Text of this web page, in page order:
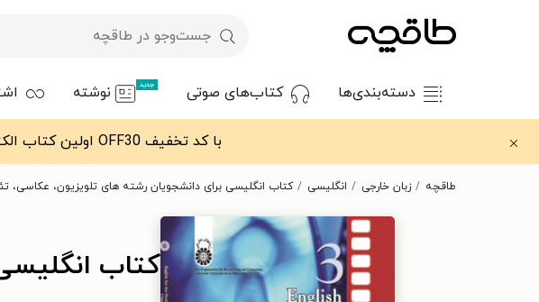
دسته‌بندی‌ها کتاب‌های صوتی جدید نوشته
با کد تخفیف OFF30 اولین کتاب الکترونیکی یا صوتی‌ات را با ۳۰٪ تخفیف از طاقچه دریافت کن.
طاقچه زبان خارجی انگلیسی کتاب انگلیسی‌ برای‌ دانشجویان‌ رشته های تلویزیون، عکاسی،
کتاب